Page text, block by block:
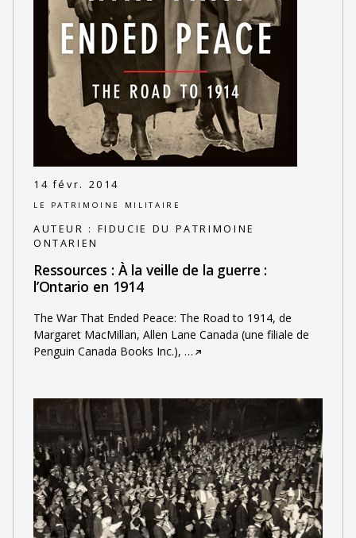
14 févr. 2014
LE PATRIMOINE MILITAIRE
AUTEUR : FIDUCIE DU PATRIMOINE
ONTARIEN
Ressources : À la veille de la guerre :
l’Ontario en 1914
The War That Ended Peace: The Road to 1914, de
Margaret MacMillan, Allen Lane Canada (une filiale de
Penguin Canada Books Inc.), …